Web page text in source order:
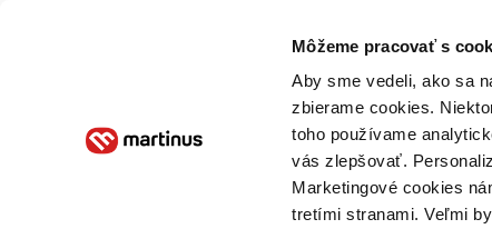
Môžeme pracovať s
Aby sme vedeli, ako sa
zbierame cookies.
toho používame
vás zlepšovať.
Marketingové cookies
tretími stranami. Veľmi
Poukážky Kontakt